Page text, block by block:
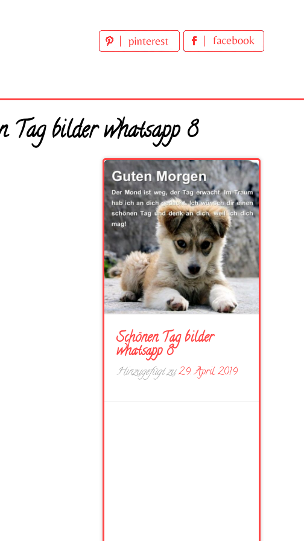
Tag bilder whatsapp 8
Schönen Tag bilder
whatsapp 8
Hinzugefügt zu29. April 2019